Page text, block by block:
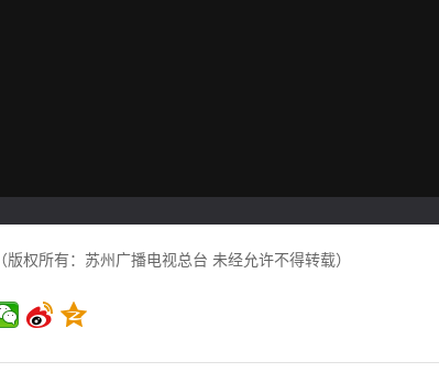
（版权所有：苏州广播电视总台 未经允许不得转载）